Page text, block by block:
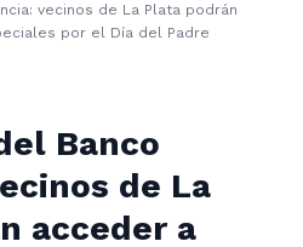
vecinos de La Plata podrán
por el Día del Padre
Banco
de La
acceder a